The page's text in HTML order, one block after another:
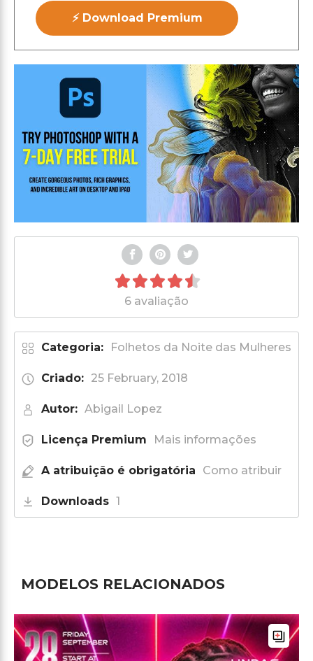
⚡ Download Premium
6 avaliação
Categoria: Folhetos da Noite das Mulheres
Criado: 25 February, 2018
Autor: Abigail Lopez
Licença Premium Mais informações
A atribuição é obrigatória Como atribuir
Downloads 1
MODELOS RELACIONADOS